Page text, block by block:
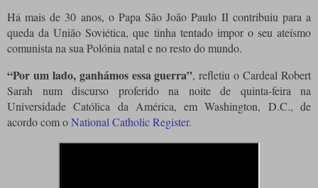
Há mais de 30 anos, o Papa São João Paulo II contribuiu para a
queda da União Soviética, que tinha tentado impor o seu ateísmo
comunista na sua Polónia natal e no resto do mundo.
“Por um lado, ganhámos essa guerra”, refletiu o Cardeal Robert
Sarah num discurso proferido na noite de quinta-feira na
Universidade Católica da América, em Washington, D.C., de
acordo com oNational Catholic Register.